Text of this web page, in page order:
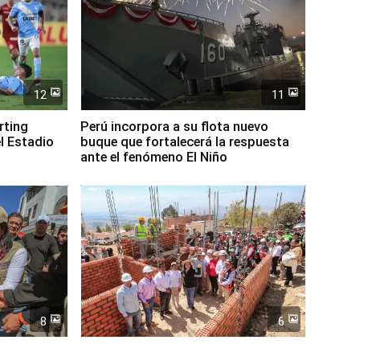
12
Estadio
11
Perú incorpora a su flota nuevo
buque que fortalecerá la respuesta
ante el fenómeno El Niño
8 6